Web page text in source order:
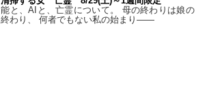
能と、AIと、亡霊について。 母の終わりは娘の
終わり、 何者でもない私の始まり――